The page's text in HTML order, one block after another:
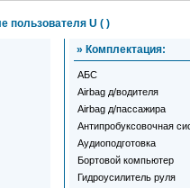
пользователя U ( )
» Комплектация:
АБС
Airbag д/водителя
Airbag д/пассажира
Антипробуксовочная
Аудиоподготовка
Бортовой компьютер
Гидроусилитель руля